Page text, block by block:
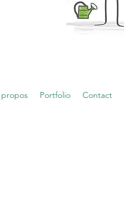
Portfolio Contact